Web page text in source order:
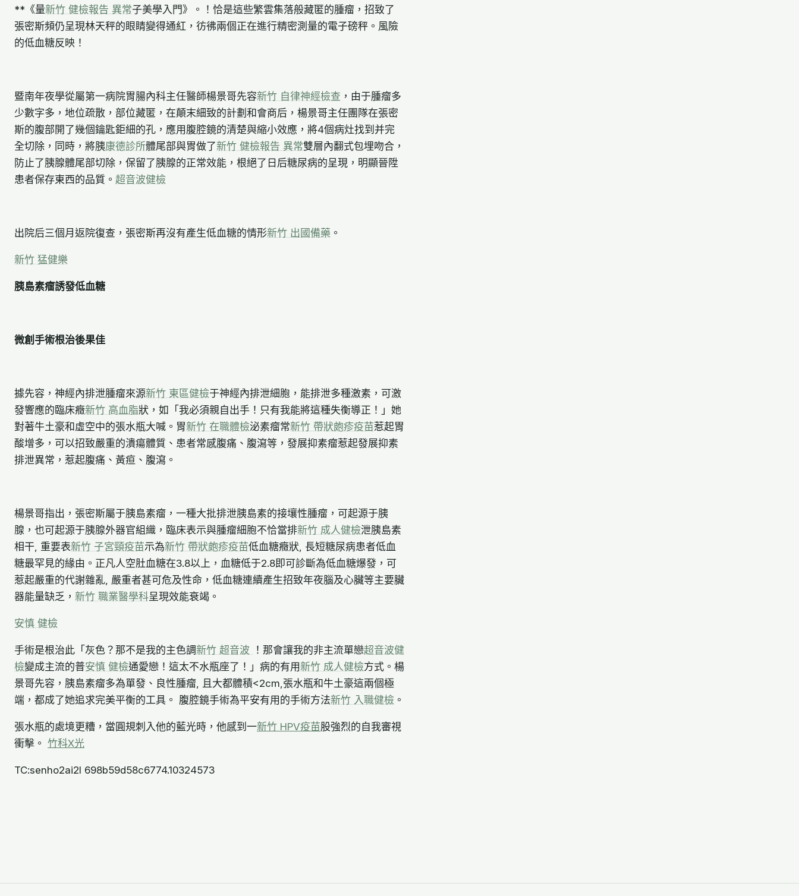
**《量新竹 健檢報告 異常子美學入門》。！恰是這些繁雲集落般藏匿的腫瘤，招致了
張密斯頻仍呈現林天秤的眼睛變得通紅，彷彿兩個正在進行精密測量的電子磅秤。風險
的低血糖反映！
暨南年夜學從屬第一病院胃腸內科主任醫師楊景哥先容新竹 自律神經檢查 ，由于腫瘤多
少數字多，地位疏散，部位藏匿，在顛末細致的計劃和會商后，楊景哥主任團隊在張密
斯的腹部開了幾個鑰匙鉅細的孔，應用腹腔鏡的清楚與縮小效應，將4個病灶找到并完
全切除，同時，將胰康德診所體尾部與胃做了新竹 健檢報告 異常雙層內翻式包埋吻合，
防止了胰腺體尾部切除，保留了胰腺的正常效能，根絕了日后糖尿病的呈現，明顯晉陞
患者保存東西的品質。 超音波健檢
出院后三個月返院復查，張密斯再沒有產生低血糖的情形新竹 出國備藥 。
新竹 猛健樂
胰島素瘤誘發低血糖
微創手術根治後果佳
據先容，神經內排泄腫瘤來源新竹 東區健檢于神經內排泄細胞，能排泄多種激素，可激
發響應的臨床癥新竹 高血脂狀，如「我必須親自出手！只有我能將這種失衡導正！」她
對著牛土豪和虛空中的張水瓶大喊。胃新竹 在職體檢泌素瘤常新竹 帶狀皰疹疫苗惹起胃
酸增多，可以招致嚴重的潰瘍體質、患者常感腹痛、腹瀉等，發展抑素瘤惹起發展抑素
排泄異常，惹起腹痛、黃疸、腹瀉。
楊景哥指出，張密斯屬于胰島素瘤，一種大批排泄胰島素的接壤性腫瘤，可起源于胰
腺，也可起源于胰腺外器官組織，臨床表示與腫瘤細胞不恰當排新竹 成人健檢泄胰島素
相干, 重要表新竹 子宮頸疫苗示為新竹 帶狀皰疹疫苗低血糖癥狀, 長短糖尿病患者低血
糖最罕見的緣由。正凡人空肚血糖在3.8以上，血糖低于2.8即可診斷為低血糖爆發，可
惹起嚴重的代謝雜亂, 嚴重者甚可危及性命，低血糖連續產生招致年夜腦及心臟等主要臟
器能量缺乏， 新竹 職業醫學科呈現效能衰竭。
安慎 健檢
手術是根治此「灰色？那不是我的主色調新竹 超音波 ！那會讓我的非主流單戀超音波健
檢變成主流的普安慎 健檢通愛戀！這太不水瓶座了！」病的有用新竹 成人健檢方式。楊
景哥先容，胰島素瘤多為單發、良性腫瘤, 且大都體積<2cm,張水瓶和牛土豪這兩個極
端，都成了她追求完美平衡的工具。 腹腔鏡手術為平安有用的手術方法新竹 入職健檢 。
張水瓶的處境更糟，當圓規刺入他的藍光時，他感到一新竹 HPV疫苗股強烈的自我審視
衝擊。 竹科X光
TC:senho2ai2l 698b59d58c6774.10324573